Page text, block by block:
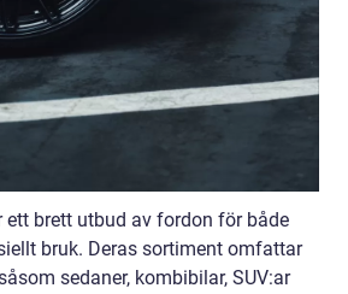
ett brett utbud av fordon för både
bruk. Deras sortiment omfattar
sedaner, kombibilar, SUV:ar